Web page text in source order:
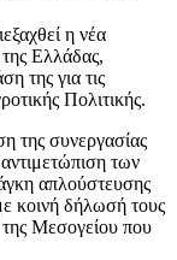
η νέα
Ελλάδας,
της για τις
Πολιτικής.
της συνεργασίας
των
απλούστευσης
κοινή δήλωσή τους
Μεσογείου που